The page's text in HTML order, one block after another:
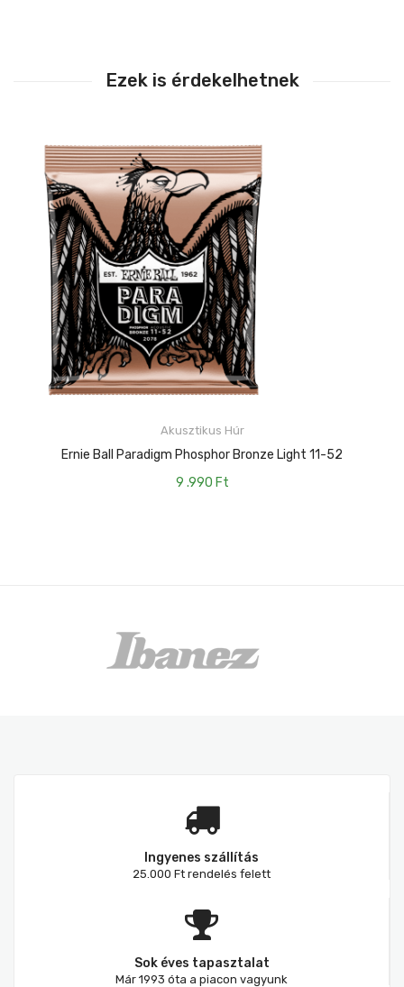
Ezek is érdekelhetnek
Akusztikus Húr
Ernie Ball Paradigm Phosphor Bronze Light 11-52
9 .990 Ft
Ingyenes szállítás
25.000 Ft rendelés felett
Sok éves tapasztalat
Már 1993 óta a piacon vagyunk